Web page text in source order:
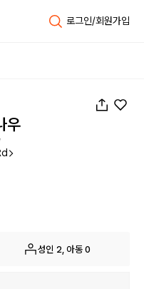
로그인/회원가입
우
성인 2, 아동 0